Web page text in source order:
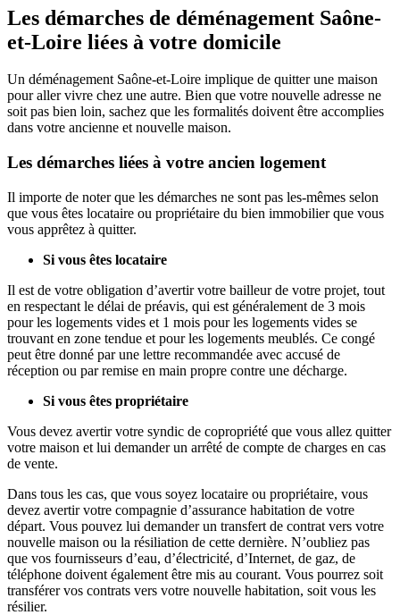
Les démarches de déménagement Saône-
et-Loire liées à votre domicile
Un déménagement Saône-et-Loire implique de quitter une maison
pour aller vivre chez une autre. Bien que votre nouvelle adresse ne
soit pas bien loin, sachez que les formalités doivent être accomplies
dans votre ancienne et nouvelle maison.
Les démarches liées à votre ancien logement
Il importe de noter que les démarches ne sont pas les-mêmes selon
que vous êtes locataire ou propriétaire du bien immobilier que vous
vous apprêtez à quitter.
Si vous êtes locataire
Il est de votre obligation d’avertir votre bailleur de votre projet, tout
en respectant le délai de préavis, qui est généralement de 3 mois
pour les logements vides et 1 mois pour les logements vides se
trouvant en zone tendue et pour les logements meublés. Ce congé
peut être donné par une lettre recommandée avec accusé de
réception ou par remise en main propre contre une décharge.
Si vous êtes propriétaire
Vous devez avertir votre syndic de copropriété que vous allez quitter
votre maison et lui demander un arrêté de compte de charges en cas
de vente.
Dans tous les cas, que vous soyez locataire ou propriétaire, vous
devez avertir votre compagnie d’assurance habitation de votre
départ. Vous pouvez lui demander un transfert de contrat vers votre
nouvelle maison ou la résiliation de cette dernière. N’oubliez pas
que vos fournisseurs d’eau, d’électricité, d’Internet, de gaz, de
téléphone doivent également être mis au courant. Vous pourrez soit
transférer vos contrats vers votre nouvelle habitation, soit vous les
résilier.